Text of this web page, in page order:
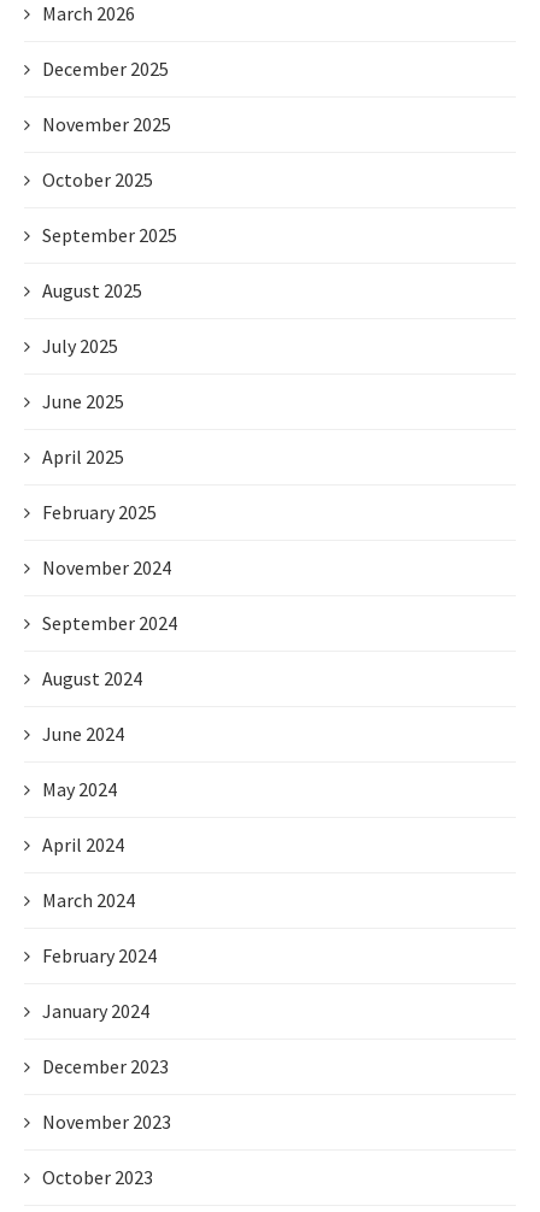
March 2026
December 2025
November 2025
October 2025
September 2025
August 2025
July 2025
June 2025
April 2025
February 2025
November 2024
September 2024
August 2024
June 2024
May 2024
April 2024
March 2024
February 2024
January 2024
December 2023
November 2023
October 2023